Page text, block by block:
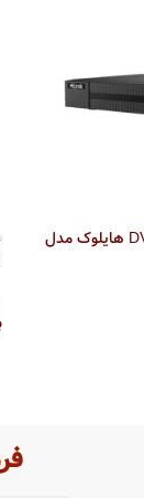
دستگاه ضبط 16 کانال DVR هایلوک مدل